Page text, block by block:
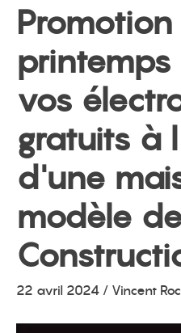
printemps
vos
gratuits à
d'une
modèle
22 avril 2024 / Vincent